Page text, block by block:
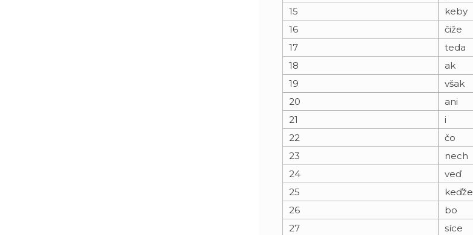
15
keby
16
čiže
17
teda
18
ak
19
však
20
ani
21
i
22
čo
23
nech
24
veď
25
keďže
26
bo
27
síce